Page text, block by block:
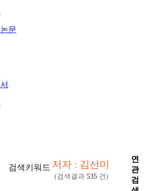
문
검색키워드 저자 : 김선미
(검색결과 535 건)
연
관
검